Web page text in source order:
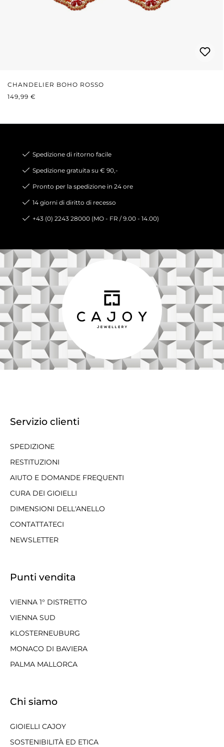
CHANDELIER BOHO ROSSO
PREZZO NORMALE:
149,99 €
Spedizione di ritorno facile
Spedizione gratuita su € 90,-
Pronto per la spedizione in 24 ore
14 giorni di diritto di recesso
+43 (0) 2243 28000 (MO - FR / 9.00 - 14.00)
Servizio clienti
SPEDIZIONE
RESTITUZIONI
AIUTO E DOMANDE FREQUENTI
CURA DEI GIOIELLI
DIMENSIONI DELL'ANELLO
CONTATTATECI
NEWSLETTER
Punti vendita
VIENNA 1° DISTRETTO
VIENNA SUD
KLOSTERNEUBURG
MONACO DI BAVIERA
PALMA MALLORCA
Chi siamo
GIOIELLI CAJOY
SOSTENIBILITÀ ED ETICA